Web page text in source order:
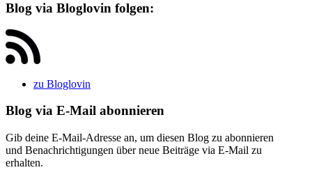
Blog via Bloglovin folgen:
zu Bloglovin
Blog via E-Mail abonnieren
Gib deine E-Mail-Adresse an, um diesen Blog zu abonnieren
und Benachrichtigungen über neue Beiträge via E-Mail zu
erhalten.